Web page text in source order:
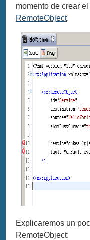
momento de crear
RemoteObject.
Explicaremos un
RemoteObject: